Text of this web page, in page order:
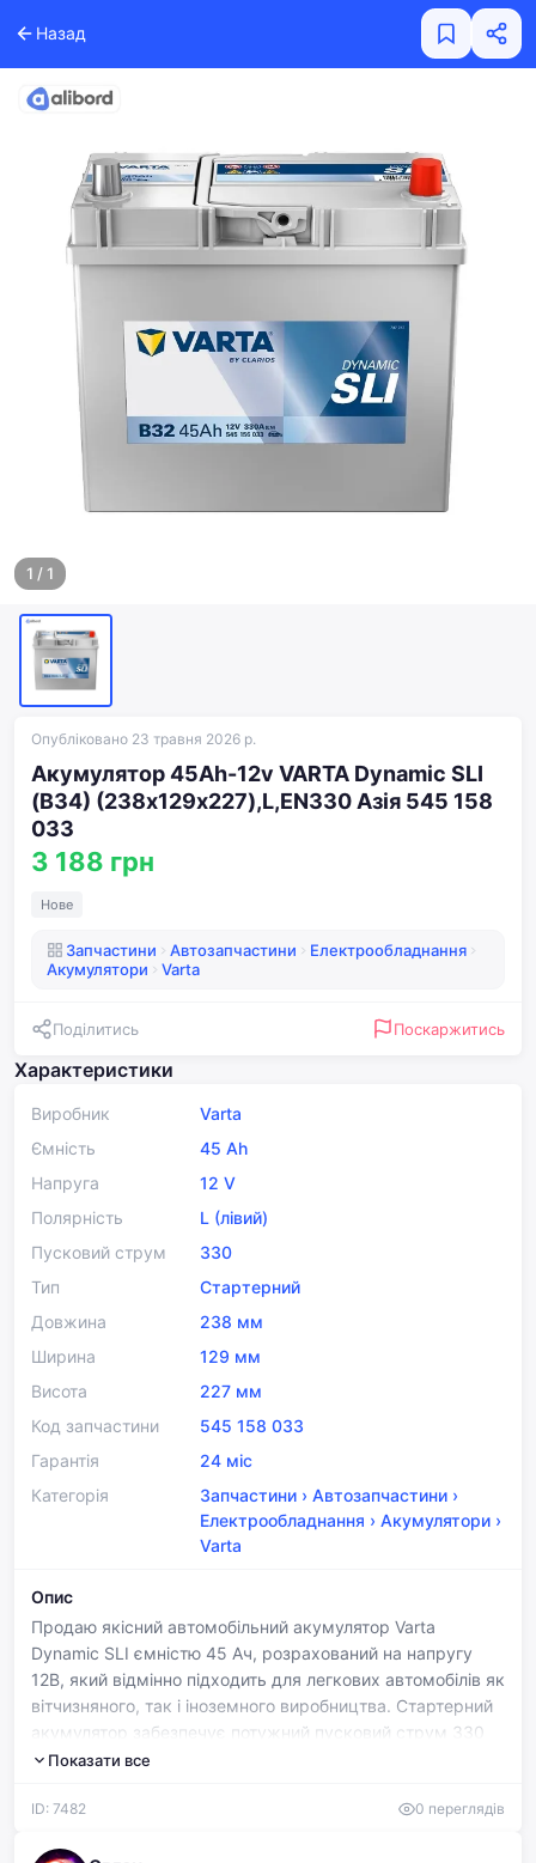
Назад
1 /1
Характеристики
Виробник
Varta
Ємність
45 Ah
Напруга
12 V
Полярність
L (лівий)
Пусковий струм
330
Тип
Стартерний
Довжина
238 мм
Ширина
129 мм
Висота
227 мм
Код запчастини
545 158 033
Гарантія
24 міс
Категорія
Запчастини › Автозапчастини ›
Електрообладнання › Акумулятори ›
Varta
Опис
Продаю якісний автомобільний акумулятор Varta
Dynamic SLI ємністю 45 Ач, розрахований на напругу
12В, який відмінно підходить для легкових автомобілів як
вітчизняного, так і іноземного виробництва. Стартерний
акумулятор забезпечує потужний пусковий струм 330
ампер, що гарантує впевнену роботу двигуна в будь-
компактні габарити 238х129х227 мм та легко
Показати все
ID: 7482 0 переглядів
Опубліковано 23 травня 2026 р.
Акумулятор 45Ah-12v VARTA Dynamic SLI
(B34) (238х129х227),L,EN330 Азія 545 158
033
3 188 грн
Нове
Запчастини Автозапчастини
Електрообладнання
Акумулятори
Varta
Поділитись Поскаржитись